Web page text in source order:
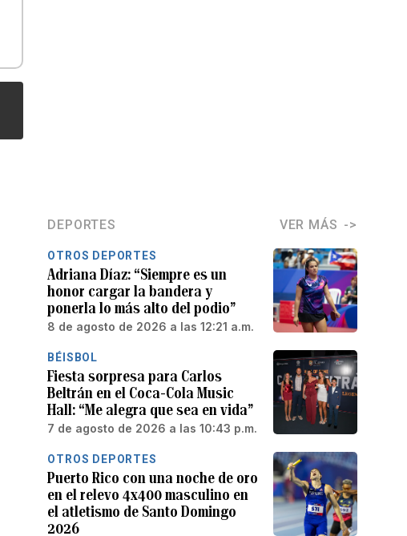
DEPORTES VER MÁS
OTROS DEPORTES
Adriana Díaz: “Siempre es un
honor cargar la bandera y
ponerla lo más alto del podio”
8 de agosto de 2026 a las 12:21 a.m.
BÉISBOL
Fiesta sorpresa para Carlos
Beltrán en el Coca-Cola Music
Hall: “Me alegra que sea en vida”
7 de agosto de 2026 a las 10:43 p.m.
OTROS DEPORTES
Puerto Rico con una noche de oro
en el relevo 4x400 masculino en
el atletismo de Santo Domingo
2026